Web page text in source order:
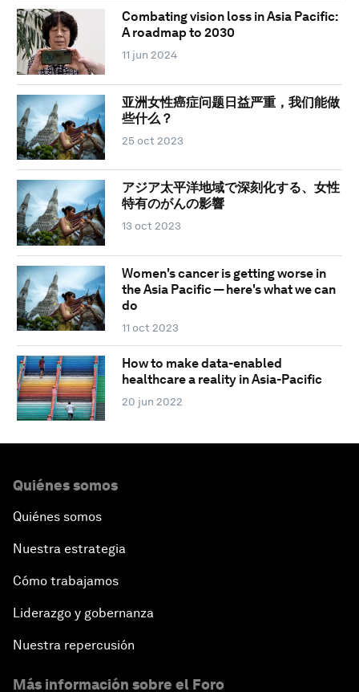
Combating vision loss in Asia Pacific:
A roadmap to 2030
11 jun 2024
亚洲女性癌症问题日益严重，我们能做
些什么？
25 oct 2023
アジア太平洋地域で深刻化する、女性
特有のがんの影響
13 oct 2023
Women's cancer is getting worse in
the Asia Pacific — here's what we can
do
11 oct 2023
How to make data-enabled
healthcare a reality in Asia-Pacific
20 jun 2022
Quiénes somos
Quiénes somos
Nuestra estrategia
Cómo trabajamos
Liderazgo y gobernanza
Nuestra repercusión
Más información sobre el Foro